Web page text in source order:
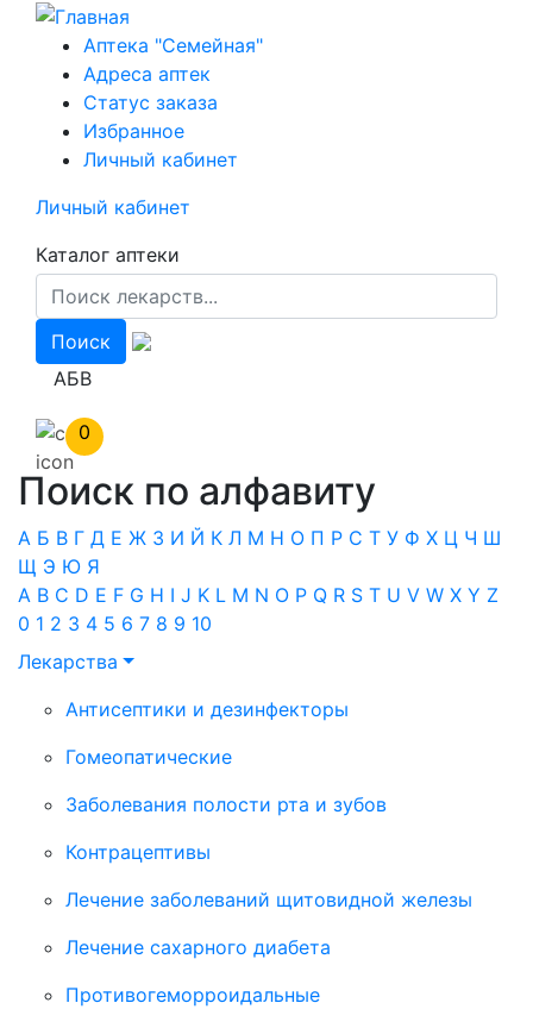
Перейти
основному
содержанию
Аптека "Семейная"
Адреса аптек
Статус заказа
Избранное
Личный кабинет
Личный кабинет
Каталог аптеки
АБВ
0
Поиск по алфавиту
А Б В Г Д Е Ж З И Й К Л М Н О П Р С Т У Ф Х Ц Ч Ш
Щ Э Ю Я
A B C D E F G H I J K L M N O P Q R S T U V W X Y Z
0 1 2 3 4 5 6 7 8 9 10
Лекарства
Антисептики и дезинфекторы
Гомеопатические
Заболевания полости рта и зубов
Контрацептивы
Лечение заболеваний щитовидной железы
Лечение сахарного диабета
Противогеморроидальные